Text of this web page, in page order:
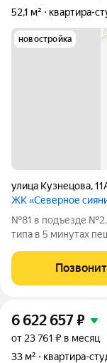
52,1 м²
квартира-
новостройка
улица Кузнецова,
ЖК «Северное
№81 в подъезде
типа в 5 минутах
благоустроенная
закрытый двор.
6 622 657₽
от 23 761 ₽ в месяц
33 м²
квартира-